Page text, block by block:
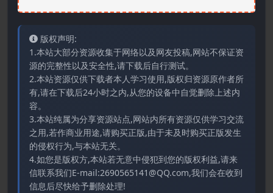
版权声明:
1.本站大部分资源收集于网络以及网友投稿,网站不保证资
源的完整性以及安全性,请下载后自行测试。
2.本站资源仅供下载者本人学习使用,版权归资源原作者所
有,请在下载后24小时之内,从您的设备中自觉删除上述内
容。
3.本站纯属为分享资源站点,网站内所有资源仅供学习交流
之用,若作商业用途,请购买正版,由于未及时购买正版发生
的侵权行为,与本站无关。
4.如您是版权方,本站若无意中侵犯到您的版权利益,请来
信联系我们E-mail:2690565141@QQ.com,我们会在收到
信息后尽快给予删除处理!